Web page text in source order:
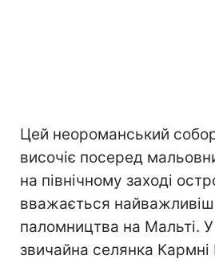
Цей неороманський
височіє посеред
на північному заході
вважається
паломництва на Мальті.
звичайна селянка Кармні